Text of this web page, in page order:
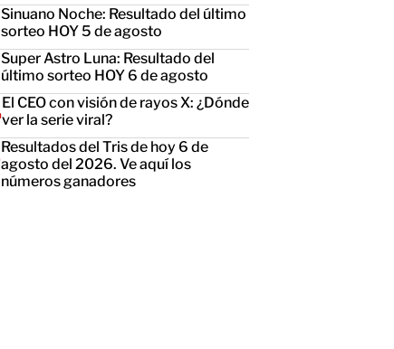
Sinuano Noche: Resultado del último
sorteo HOY 5 de agosto
Super Astro Luna: Resultado del
último sorteo HOY 6 de agosto
El CEO con visión de rayos X: ¿Dónde
ver la serie viral?
Resultados del Tris de hoy 6 de
agosto del 2026. Ve aquí los
números ganadores